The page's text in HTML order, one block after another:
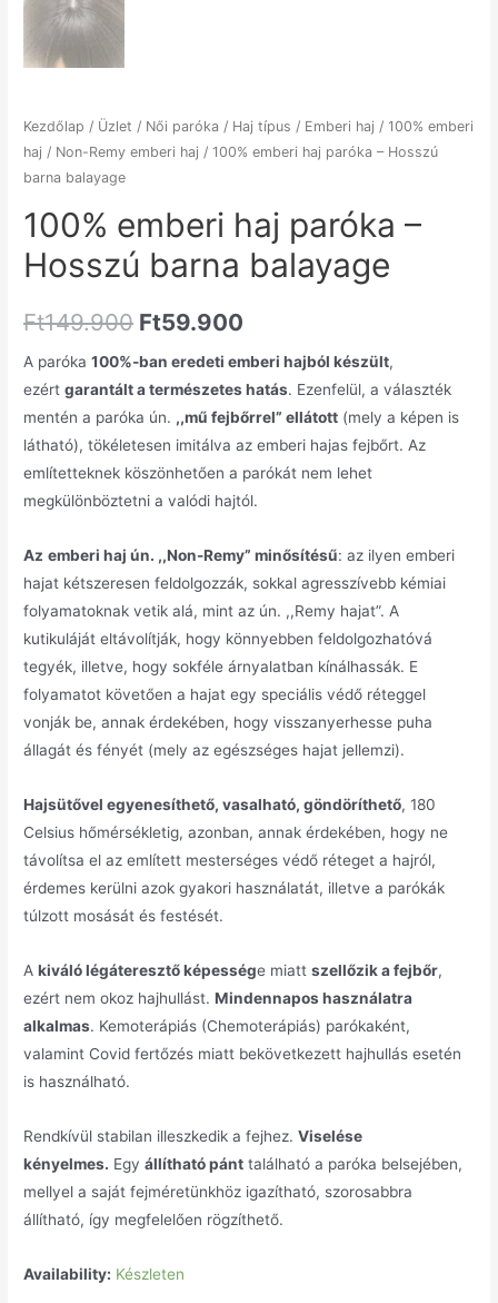
Kezdőlap / Üzlet / Női paróka / Haj típus / Emberi haj / 100% emberi
haj / Non-Remy emberi haj / 100% emberi haj paróka – Hosszú
barna balayage
100% emberi haj paróka –
Hosszú barna balayage
Ft149.900 Ft59.900
A paróka100%-ban eredeti emberi hajból készült,
ezértgarantált a természetes hatás. Ezenfelül, a választék
mentén a paróka ún. ,,mű fejbőrrel” ellátott (mely a képen is
látható), tökéletesen imitálva az emberi hajas fejbőrt. Az
említetteknek köszönhetően a parókát nem lehet
megkülönböztetni a valódi hajtól.
Az emberi haj ún. ,,Non-Remy” minősítésű: az ilyen emberi
hajat kétszeresen feldolgozzák, sokkal agresszívebb kémiai
folyamatoknak vetik alá, mint az ún. ,,Remy hajat”. A
kutikuláját eltávolítják, hogy könnyebben feldolgozhatóvá
tegyék, illetve, hogy sokféle árnyalatban kínálhassák. E
folyamatot követően a hajat egy speciális védő réteggel
vonják be, annak érdekében, hogy visszanyerhesse puha
állagát és fényét (mely az egészséges hajat jellemzi).
Hajsütővel egyenesíthető, vasalható, göndöríthető, 180
Celsius hőmérsékletig, azonban, annak érdekében, hogy ne
távolítsa el az említett mesterséges védő réteget a hajról,
érdemes kerülni azok gyakori használatát, illetve a parókák
túlzott mosását és festését.
Akiváló légáteresztő képessége miattszellőzik a fejbőr,
ezért nem okoz hajhullást.Mindennapos használatra
alkalmas. Kemoterápiás (Chemoterápiás) parókaként,
valamint Covid fertőzés miatt bekövetkezett hajhullás esetén
is használható.
Rendkívül stabilan illeszkedik a fejhez.Viselése
kényelmes. Egyállítható pánt található a paróka belsejében,
mellyel a saját fejméretünkhöz igazítható, szorosabbra
állítható, így megfelelően rögzíthető.
Availability: Készleten